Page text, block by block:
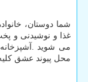
شما دوستان،
غذا و نوشیدنی و
می شوید .آشپزخانه
محل پیوند عشق